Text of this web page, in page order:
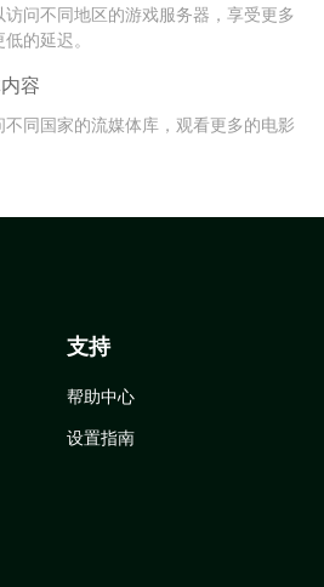
问不同地区的游戏服务器，享受更多
的延迟。
容
不同国家的流媒体库，观看更多的电影
支持
帮助中心
设置指南